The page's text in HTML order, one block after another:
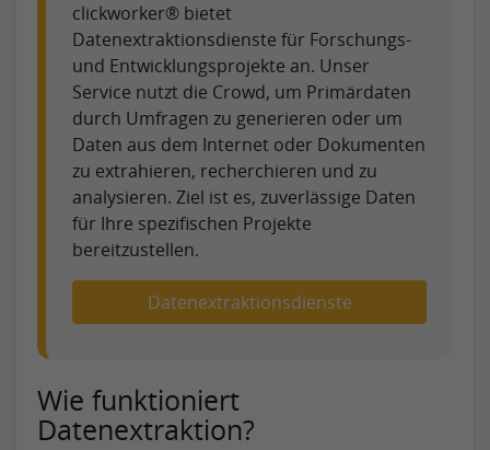
clickworker® bietet
Datenextraktionsdienste für Forschungs-
und Entwicklungsprojekte an. Unser
Service nutzt die Crowd, um Primärdaten
durch Umfragen zu generieren oder um
Daten aus dem Internet oder Dokumenten
zu extrahieren, recherchieren und zu
analysieren. Ziel ist es, zuverlässige Daten
für Ihre spezifischen Projekte
bereitzustellen.
Datenextraktionsdienste
Wie funktioniert
Datenextraktion?